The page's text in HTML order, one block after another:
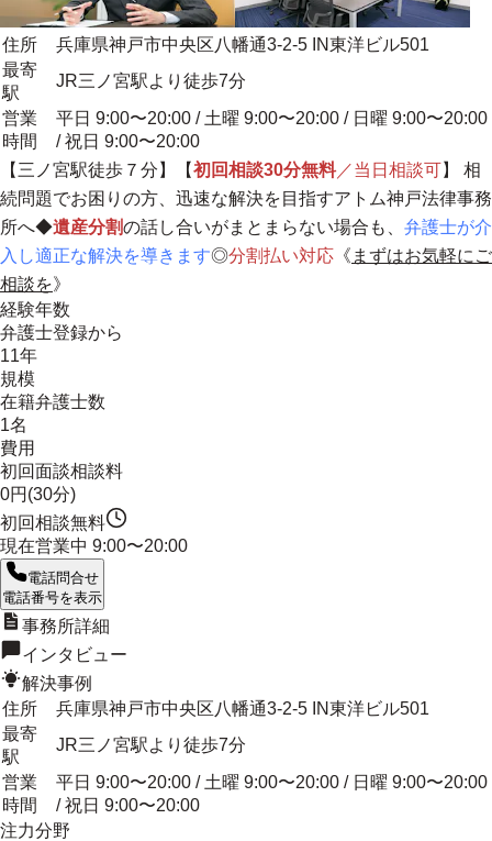
住所
兵庫県神戸市中央区八幡通3-2-5 IN東洋ビル501
最寄
駅
JR三ノ宮駅より徒歩7分
営業
時間
平日 9:00〜20:00 / 土曜 9:00〜20:00 / 日曜 9:00〜20:00
/ 祝日 9:00〜20:00
【三ノ宮駅徒歩７分】【初回相談30分無料／当日相談可】 相
続問題でお困りの方、迅速な解決を目指すアトム神戸法律事務
所へ◆遺産分割の話し合いがまとまらない場合も、 弁護士が介
入し適正な解決を導きます◎分割払い対応 《 まずはお気軽にご
相談を》
経験年数
弁護士登録から
11年
規模
在籍弁護士数
1名
費用
初回面談相談料
0円(30分)
初回相談無料
現在営業中 9:00〜20:00
電話問合せ
電話番号を表示
事務所詳細
インタビュー
解決事例
住所
兵庫県神戸市中央区八幡通3-2-5 IN東洋ビル501
最寄
駅
JR三ノ宮駅より徒歩7分
営業
時間
平日 9:00〜20:00 / 土曜 9:00〜20:00 / 日曜 9:00〜20:00
/ 祝日 9:00〜20:00
注力分野